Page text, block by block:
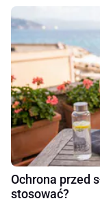
Ochrona przed
stosować?